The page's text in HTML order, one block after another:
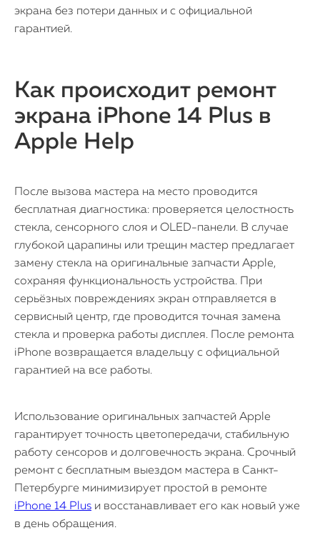
экрана без потери данных и с официальной
гарантией.
Как происходит ремонт
экрана iPhone 14 Plus в
Apple Help
После вызова мастера на место проводится
бесплатная диагностика: проверяется целостность
стекла, сенсорного слоя и OLED-панели. В случае
глубокой царапины или трещин мастер предлагает
замену стекла на оригинальные запчасти Apple,
сохраняя функциональность устройства. При
серьёзных повреждениях экран отправляется в
сервисный центр, где проводится точная замена
стекла и проверка работы дисплея. После ремонта
iPhone возвращается владельцу с официальной
гарантией на все работы.
Использование оригинальных запчастей Apple
гарантирует точность цветопередачи, стабильную
работу сенсоров и долговечность экрана. Срочный
ремонт с бесплатным выездом мастера в Санкт-
Петербурге минимизирует простой в ремонте
iPhone 14 Plus и восстанавливает его как новый уже
в день обращения.